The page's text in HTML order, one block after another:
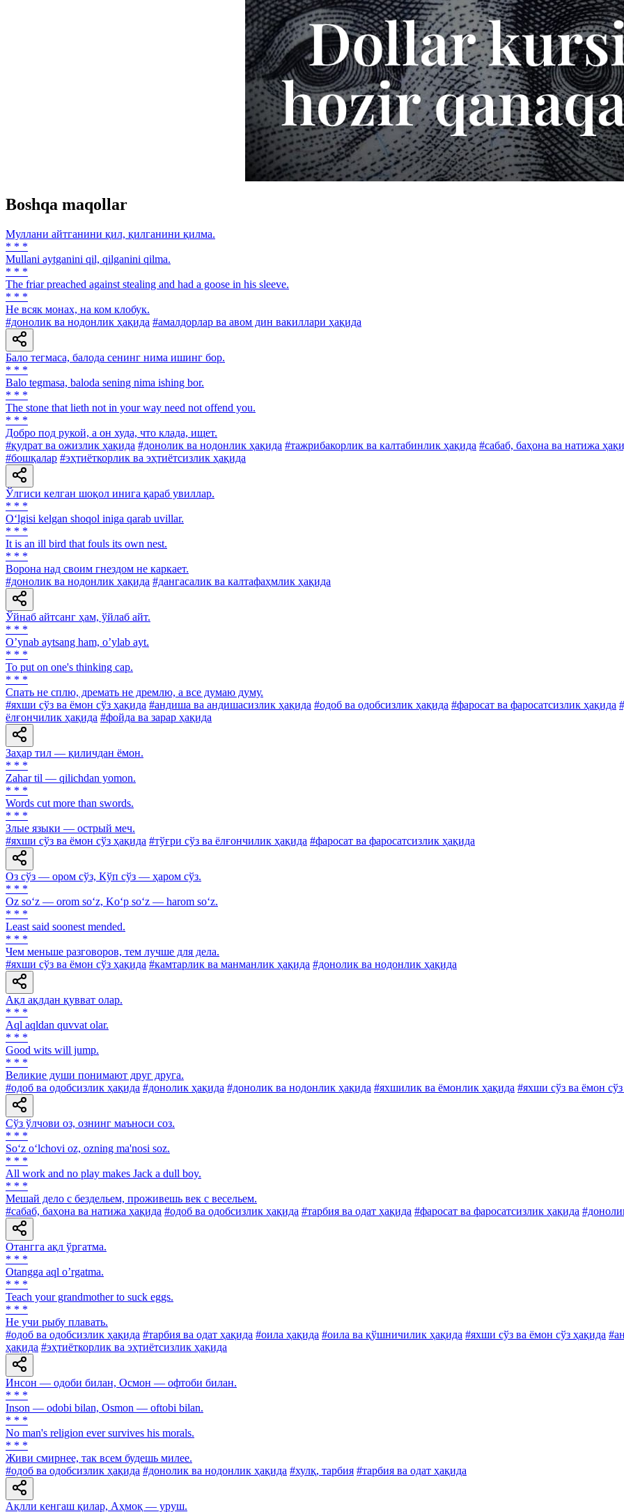
Boshqa maqollar
Муллани айтганини қил, қилганини қилма.
* * *
Mullani aytganini qil, qilganini qilma.
* * *
The friar preached against stealing and had a goose in his sleeve.
* * *
He всяк монах, на ком клобук.
#донолик ва нодонлик ҳақида #амалдорлар ва авом дин вакиллари ҳақида
Бало тегмаса, балода сенинг нима ишинг бор.
* * *
Balo tegmasa, baloda sening nima ishing bor.
* * *
The stone that lieth not in your way need not offend you.
* * *
Добро под рукой, а он худа, что клада, ищет.
#қудрат ва ожизлик ҳақида #донолик ва нодонлик ҳақида #тажрибакорлик ва калтабинлик ҳақида #сабаб, баҳона ва натижа
#бошқалар #эҳтиёткорлик ва эҳтиётсизлик ҳақида
Ўлгиси келган шоқол инига қараб увиллар.
* * *
O‘lgisi kelgan shoqol iniga qarab uvillar.
* * *
It is an ill bird that fouls its own nest.
* * *
Ворона над своим гнездом не каркает.
#донолик ва нодонлик ҳақида #дангасалик ва калтафаҳмлик ҳақида
Ўйнаб айтсанг ҳам, ўйлаб айт.
* * *
Oʼynab aytsang ham, oʼylab ayt.
* * *
To put on one's thinking cap.
* * *
Спать не сплю, дремать не дремлю, а все думаю думу.
#яхши сўз ва ёмон сўз ҳақида #андиша ва андишасизлик ҳақида #одоб ва одобсизлик ҳақида #фаросат ва фаросатсизлик ҳақида
ёлғончилик ҳақида #фойда ва зарар ҳақида
Заҳар тил — қиличдан ёмон.
* * *
Zahar til — qilichdan yomon.
* * *
Words cut more than swords.
* * *
Злые языки — острый меч.
#яхши сўз ва ёмон сўз ҳақида #тўғри сўз ва ёлғончилик ҳақида #фаросат ва фаросатсизлик ҳақида
Оз сўз — ором сўз, Кўп сўз — ҳаром сўз.
* * *
Oz so‘z — orom so‘z, Ko‘p so‘z — harom so‘z.
* * *
Least said soonest mended.
* * *
Чем меньше разговоров, тем лучше для дела.
#яхши сўз ва ёмон сўз ҳақида #камтарлик ва манманлик ҳақида #донолик ва нодонлик ҳақида
Ақл ақлдан қувват олар.
* * *
Aql aqldan quvvat olar.
* * *
Good wits will jump.
* * *
Великие души понимают друг друга.
#одоб ва одобсизлик ҳақида #донолик ҳақида #донолик ва нодонлик ҳақида #яхшилик ва ёмонлик ҳақида #яхши сўз ва ёмон
Сўз ўлчови оз, ознинг маъноси соз.
* * *
So‘z o‘lchovi oz, ozning ma'nosi soz.
* * *
All work and no play makes Jack a dull boy.
* * *
Мешай дело с бездельем, проживешь век с весельем.
#сабаб, баҳона ва натижа ҳақида #одоб ва одобсизлик ҳақида #тарбия ва одат ҳақида #фаросат ва фаросатсизлик ҳақида
Отангга ақл ўргатма.
* * *
Otangga aql oʼrgatma.
* * *
Teach your grandmother to suck eggs.
* * *
He учи рыбу плавать.
#одоб ва одобсизлик ҳақида #тарбия ва одат ҳақида #оила ҳақида #оила ва қўшничилик ҳақида #яхши сўз ва ёмон сўз ҳақида
ҳақида #эҳтиёткорлик ва эҳтиётсизлик ҳақида
Инсон — одоби билан, Осмон — офтоби билан.
* * *
Inson — odobi bilan, Osmon — oftobi bilan.
* * *
No man's religion ever survives his morals.
* * *
Живи смирнее, так всем будешь милее.
#одоб ва одобсизлик ҳақида #донолик ва нодонлик ҳақида #хулқ, тарбия #тарбия ва одат ҳақида
Ақлли кенгаш қилар, Аҳмоқ — уруш.